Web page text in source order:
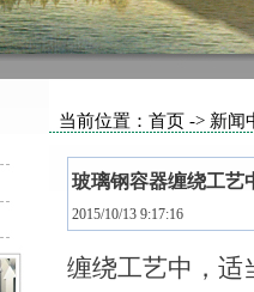
当前位置：首页 -> 新闻
玻璃钢容器缠绕工艺
2015/10/13 9:17:16
缠绕工艺中，适